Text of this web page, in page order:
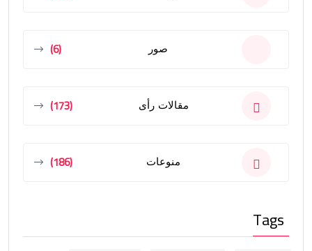
صور (6)
مقالات رأى (173)
منوعات (186)
Tags